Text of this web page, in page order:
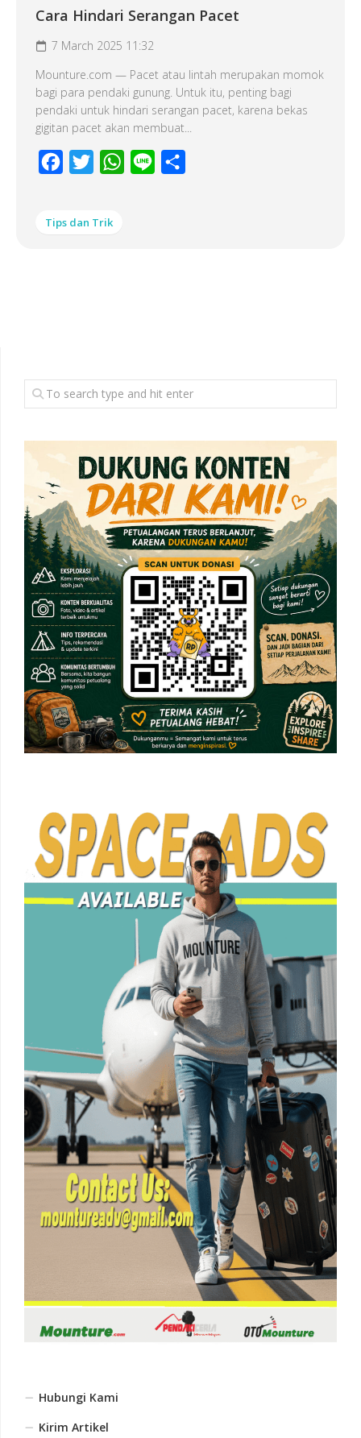
Cara Hindari Serangan Pacet
7 March 2025 11:32
Mounture.com — Pacet atau lintah merupakan momok
bagi para pendaki gunung. Untuk itu, penting bagi
pendaki untuk hindari serangan pacet, karena bekas
gigitan pacet akan membuat...
Facebook
Twitter WhatsApp
Line
Tips dan Trik
Hubungi Kami
Kirim Artikel